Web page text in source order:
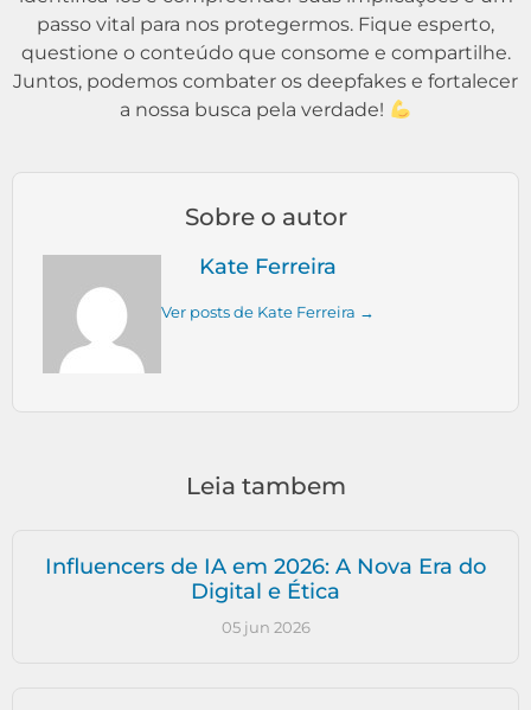
passo vital para nos protegermos. Fique esperto,
questione o conteúdo que consome e compartilhe.
Juntos, podemos combater os deepfakes e fortalecer
a nossa busca pela verdade!
Sobre o autor
Kate Ferreira
Ver posts de Kate Ferreira →
Leia tambem
Influencers de IA em 2026: A Nova Era do
Digital e Ética
05 jun 2026